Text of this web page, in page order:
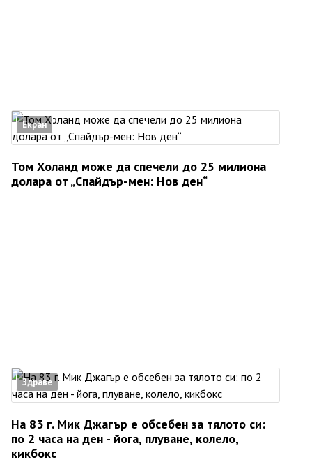
Екран
Том Холанд може да спечели до 25 милиона
долара от „Спайдър-мен: Нов ден“
Здраве
На 83 г. Мик Джагър е обсебен за тялото си:
по 2 часа на ден - йога, плуване, колело,
кикбокс